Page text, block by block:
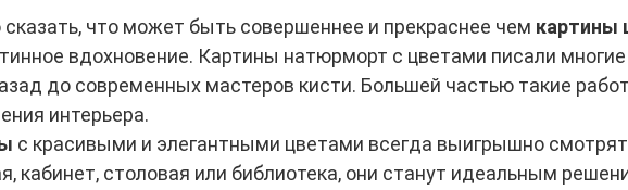
что может быть совершеннее и прекраснее чем картины
вдохновение. Картины натюрморт с цветами писали
до современных мастеров кисти. Большей частью такие
интерьера.
с красивыми и элегантными цветами всегда выигрышно
кабинет, столовая или библиотека, они станут идеальным